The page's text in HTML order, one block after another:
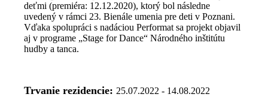
deťmi (premiéra: 12.12.2020), ktorý bol následne
uvedený v rámci 23. Bienále umenia pre deti v Poznani.
Vďaka spolupráci s nadáciou Performat sa projekt objavil
aj v programe „Stage for Dance“ Národného inštitútu
hudby a tanca.
Trvanie rezidencie: 25.07.2022 - 14.08.2022